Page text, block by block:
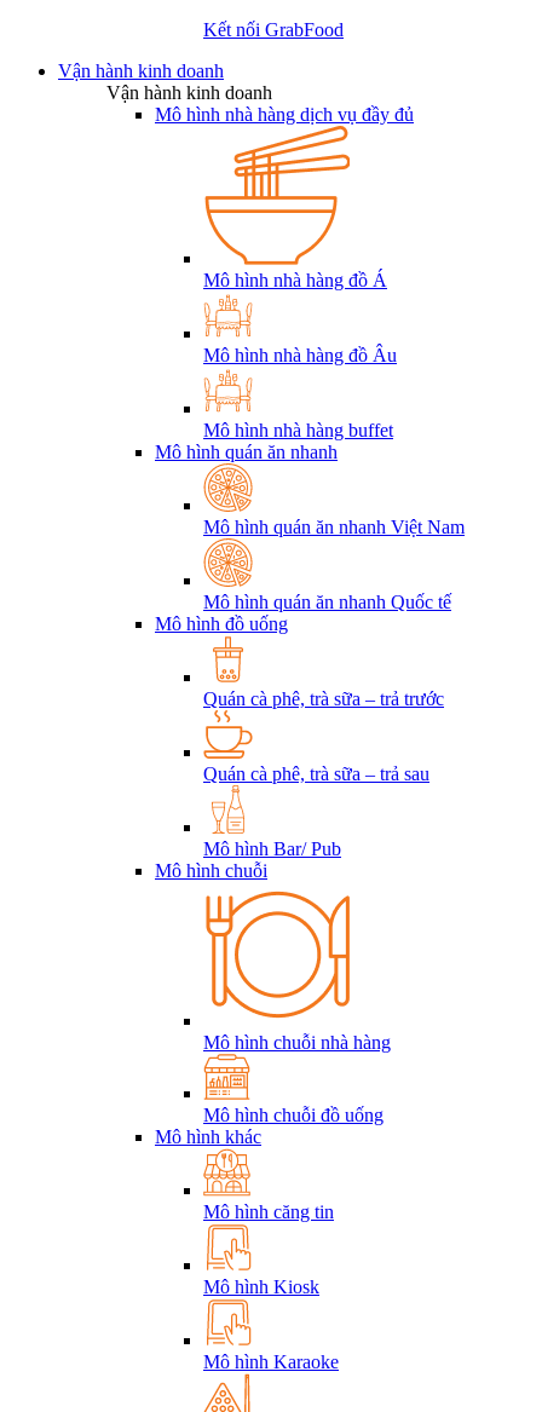
Kết nối GrabFood
Vận hành kinh doanh
Vận hành kinh doanh
Mô hình nhà hàng dịch vụ đầy đủ
Mô hình nhà hàng đồ Á
Mô hình nhà hàng đồ Âu
Mô hình nhà hàng buffet
Mô hình quán ăn nhanh
Mô hình quán ăn nhanh Việt Nam
Mô hình quán ăn nhanh Quốc tế
Mô hình đồ uống
Quán cà phê, trà sữa – trả trước
Quán cà phê, trà sữa – trả sau
Mô hình Bar/ Pub
Mô hình chuỗi
Mô hình chuỗi nhà hàng
Mô hình chuỗi đồ uống
Mô hình khác
Mô hình căng tin
Mô hình Kiosk
Mô hình Karaoke